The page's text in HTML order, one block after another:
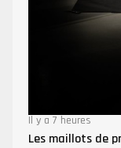
Il y a 7 heures
Les maillots de